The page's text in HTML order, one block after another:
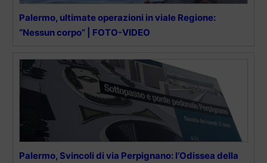
Palermo, ultimate operazioni in viale Regione:
“Nessun corpo” | FOTO-VIDEO
Palermo, Svincoli di via Perpignano: l’Odissea della